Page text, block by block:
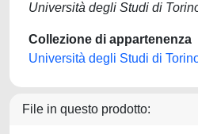
Università degli Studi di
Collezione di appartenenza
Università degli Studi di
File in questo prodotto: